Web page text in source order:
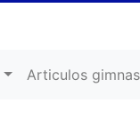
Articulos